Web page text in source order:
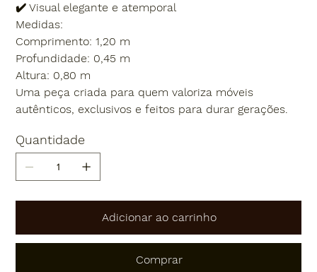
✔️ Visual elegante e atemporal
Medidas:
Comprimento: 1,20 m
Profundidade: 0,45 m
Altura: 0,80 m
Uma peça criada para quem valoriza móveis
autênticos, exclusivos e feitos para durar gerações.
Quantidade
Adicionar ao carrinho
Comprar